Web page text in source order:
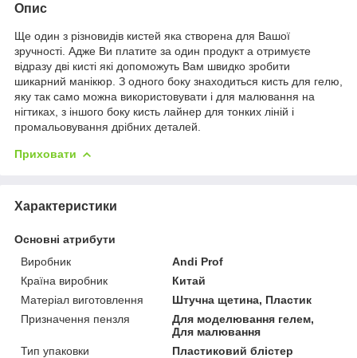
Опис
Ще один з різновидів кистей яка створена для Вашої
зручності. Адже Ви платите за один продукт а отримуєте
відразу дві кисті які допоможуть Вам швидко зробити
шикарний манікюр. З одного боку знаходиться кисть для гелю,
яку так само можна використовувати і для малювання на
нігтиках, з іншого боку кисть лайнер для тонких ліній і
промальовування дрібних деталей.
Приховати
Характеристики
Основні атрибути
Виробник
Andi Prof
Країна виробник
Китай
Матеріал виготовлення
Штучна щетина, Пластик
Призначення пензля
Для моделювання гелем,
Для малювання
Тип упаковки
Пластиковий блістер